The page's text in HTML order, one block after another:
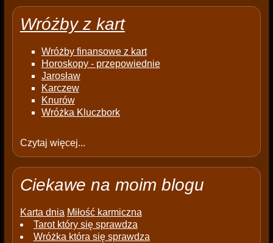
Wróżby z kart
Wróżby finansowe z kart
Horoskopy - przepowiednie
Jarosław
Karczew
Knurów
Wróżka Kluczbork
Czytaj więcej...
Ciekawe na moim blogu
Karta dnia Miłość karmiczna
Tarot który się sprawdza
Wróżka która się sprawdza